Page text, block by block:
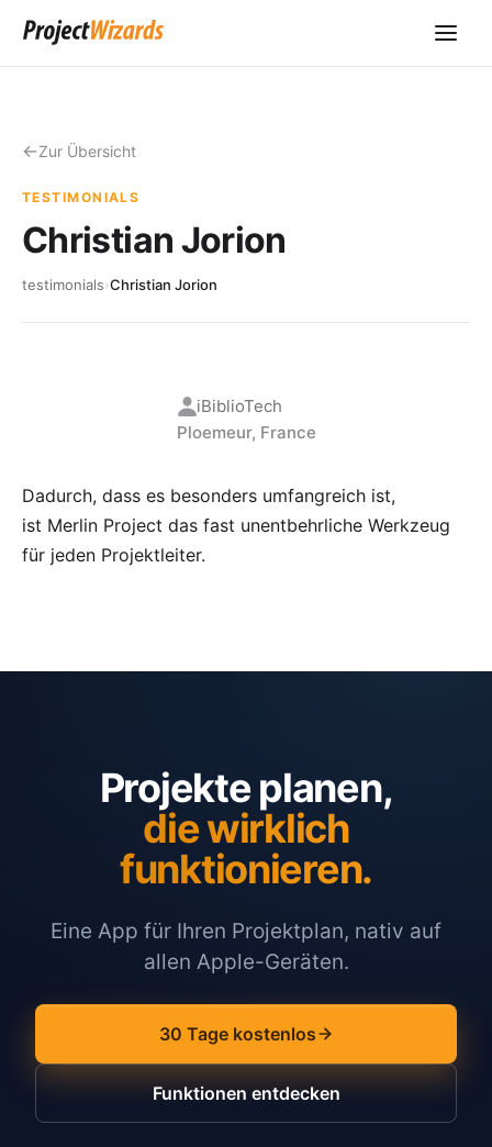
Zur Übersicht
TESTIMONIALS
Christian Jorion
testimonials›Christian Jorion
iBiblioTech
Ploemeur, France
Dadurch, dass es besonders umfangreich ist,
ist Merlin Project das fast unentbehrliche Werkzeug
für jeden Projektleiter.
Projekte planen,
die wirklich
funktionieren.
Eine App für Ihren Projektplan, nativ auf
allen Apple-Geräten.
30 Tage kostenlos
Funktionen entdecken